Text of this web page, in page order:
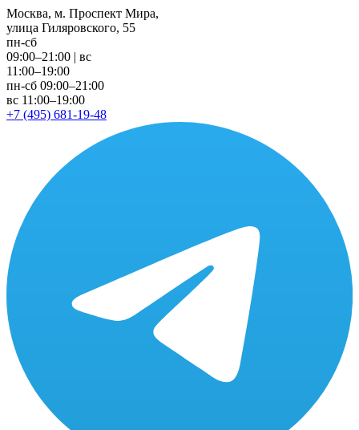
Москва, м. Проспект Мира,
улица Гиляровского, 55
пн-сб
09:00–21:00 | вс
11:00–19:00
пн-сб 09:00–21:00
вс 11:00–19:00
+7 (495) 681-19-48